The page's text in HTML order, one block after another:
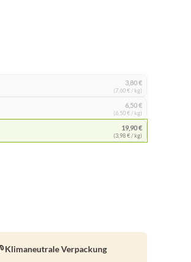
3,80 €
(7,60 € / kg)
6,50 €
(6,50 € / kg)
19,90 €
(3,98 € / kg)
Klimaneutrale Verpackung